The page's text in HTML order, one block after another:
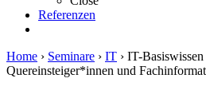
Referenzen
Home › Seminare › IT › IT-
Quereinsteiger*innen und